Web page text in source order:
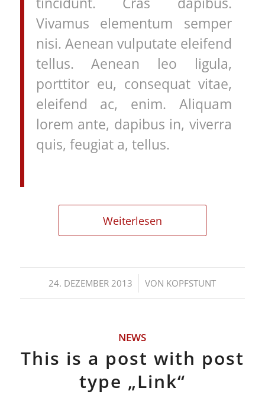
Vivamus elementum semper
nisi. Aenean vulputate eleifend
tellus. Aenean leo ligula,
porttitor eu, consequat vitae,
eleifend ac, enim. Aliquam
lorem ante, dapibus in, viverra
quis, feugiat a, tellus.
Weiterlesen
24. DEZEMBER 2013
/ VON KOPFSTUNT
NEWS
This is a post with post
type „Link“